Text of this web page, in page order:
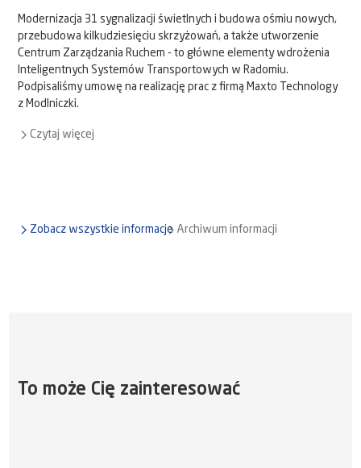
Modernizacja 31 sygnalizacji świetlnych i budowa ośmiu nowych,
przebudowa kilkudziesięciu skrzyżowań, a także utworzenie
Centrum Zarządzania Ruchem - to główne elementy wdrożenia
Inteligentnych Systemów Transportowych w Radomiu.
Podpisaliśmy umowę na realizację prac z firmą Maxto Technology
z Modlniczki.
Czytaj więcej
Zobacz wszystkie informacje Archiwum informacji
To może Cię zainteresować